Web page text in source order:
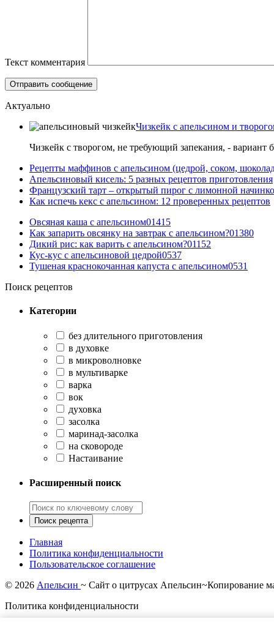
Текст комментария
Актуально
Чизкейк с апельсином и
Чизкейк с творогом, не требующий запекания, - вариант
Рецепты маффинов с апельсином (цедрой, соком,
Апельсиновый кисель: 5 разных рецептов приготовления
Французский тарт – открытый пирог с лимонной
Как испечь кекс с апельсином: 12 проверенных рецептов
Овсяная каша с апельсином01415
Как запарить овсянку на завтрак с апельсином?01380
Дикий рис: как варить с апельсином?01152
Кус-кус с апельсиновой цедрой0537
Тушеная краснокочанная капуста с апельсином0531
Поиск рецептов
Категории
без длительного приготовления
в духовке
в микроволновке
в мультиварке
варка
вок
духовка
засолка
маринад-засолка
на сковороде
Настаивание
Расширенный поиск
Главная
Политика конфиденциальности
Пользовательское соглашение
© 2026 Апельсин ~ Сайт о цитрусах Апельсин~Копирование
Политика конфиденциальности